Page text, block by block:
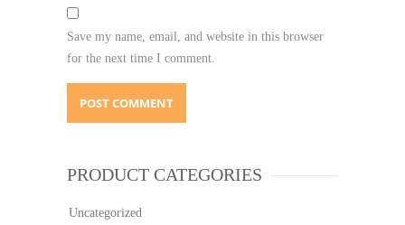
Save my name, email, and website in this browser
for the next time I comment.
PRODUCT CATEGORIES
Uncategorized